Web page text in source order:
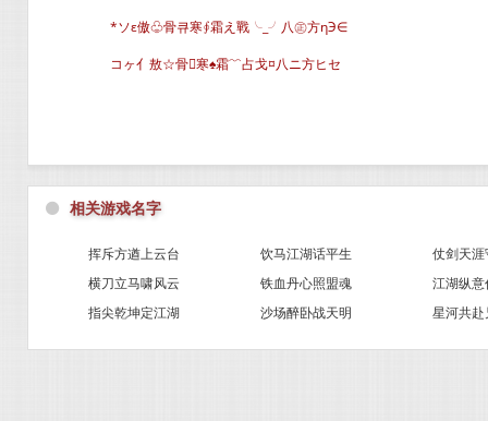
*ソε傲♧骨큐寒∮霜え戰╰_╯八㊣方ηЭ∈
コヶ亻敖☆骨寒♠霜﹌占戈¤八ニ方ヒセ
⚫ 相关游戏名字
挥斥方遒上云台 饮马江湖话平生
仗剑天
横刀立马啸风云
铁血丹心照盟魂
江湖纵
指尖乾坤定江湖
沙场醉卧战天明 星河共